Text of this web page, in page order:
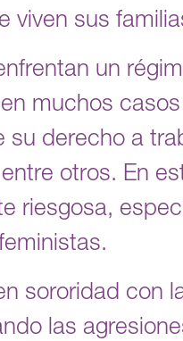
viven sus
un
muchos
derecho a
otros. En
riesgosa,
sororidad con
las